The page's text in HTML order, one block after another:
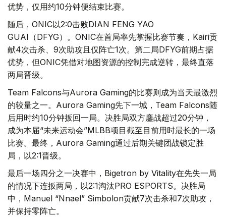
优势，仅用约10分钟便结束比赛。
随后，ONIC以2:0击败DIAN FENG YAO
GUAI（DFYG）。ONIC在首局率先掌握比赛节奏，Kairi贡
献4次击杀、9次助攻且仅阵亡1次。第二局DFYG前期占据
优势，但ONIC凭借对地图资源的控制完成逆转，最终直落
两局晋级。
Team Falcons与Aurora Gaming的比赛则成为当天最激烈
的较量之一。Aurora Gaming先下一城，Team Falcons随
后用时约10分钟扳回一局。决胜局双方鏖战超过20分钟，
成为本届“未来运动会”MLBB项目截至目前用时最长的一场
比赛。最终，Aurora Gaming通过后期关键团战锁定胜
局，以2:1晋级。
最后一场四分之一决赛中，Bigetron by Vitality在先失一局
的情况下连扳两局，以2:1淘汰PRO ESPORTS。决胜局
中，Manuel “Nnael” Simbolon贡献7次击杀和7次助攻，
并保持零阵亡。